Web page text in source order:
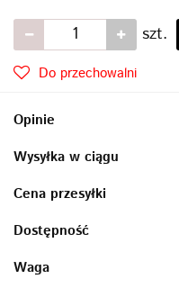
szt.
Do przechowalni
Opinie
Wysyłka w ciągu
Cena przesyłki
Dostępność
Waga